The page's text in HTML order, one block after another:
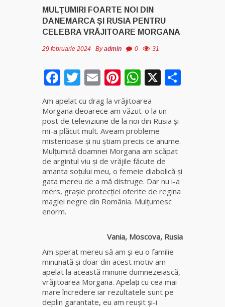
realizările ei
prestigioase
Vrăjitoarea
Anastasia
leacuri
Celebra
Rodica
Gheorghe,
singura
tămăduitoare
de farmece și
blesteme
Sandra
MULŢUMIRI FOARTE NOI DIN
DANEMARCA ȘI RUSIA PENTRU
CELEBRA VRĂJITOARE MORGANA
29 februarie 2024 Byadmin 0 31
Facebook
Twitter
EmailPinterest
WhatsApp
X
Am apelat cu drag la vrăjitoarea
Morgana deoarece am văzut-o la un
post de televiziune de la noi din Rusia și
mi-a plăcut mult. Aveam probleme
misterioase și nu știam precis ce anume.
Mulţumită doamnei Morgana am scăpat
de argintul viu și de vrăjile făcute de
amanta soțului meu, o femeie diabolică și
gata mereu de a mă distruge. Dar nu i-a
mers, grașie protecției oferite de regina
magiei negre din România. Mulțumesc
enorm.
Vania, Moscova, Rusia
Am sperat mereu să am și eu o familie
minunată şi doar din acest motiv am
apelat la această minune dumnezeiască,
vrăjitoarea Morgana. Apelaţi cu cea mai
mare încredere iar rezultatele sunt pe
deplin garantate, eu am reușit și-i